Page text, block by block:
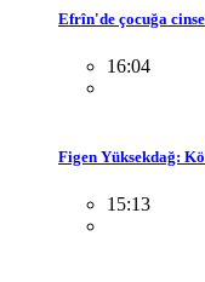
Efrîn'de çocuğa
16:04
Figen Yüksekdağ:
15:13